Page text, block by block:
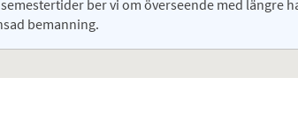
ber vi om överseende med längre
bemanning.